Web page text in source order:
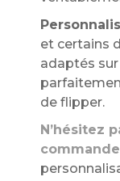
et certains
adaptés
de flipper.
N’hésitez
commande